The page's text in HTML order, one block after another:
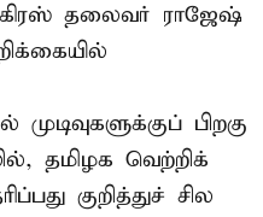
தலைவர் ராஜேஷ்
பிறகு
தமிழக வெற்றிக்
குறித்துச் சில